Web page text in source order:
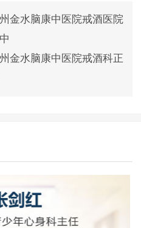
金水脑康中医院戒酒医院
金水脑康中医院戒酒科正